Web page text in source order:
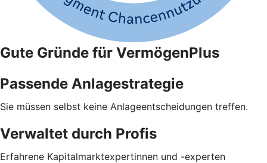
Gute Gründe für VermögenPlus
Passende Anlagestrategie
Sie müssen selbst keine Anlageentscheidungen treffen.
Verwaltet durch Profis
Erfahrene Kapitalmarktexpertinnen und -experten